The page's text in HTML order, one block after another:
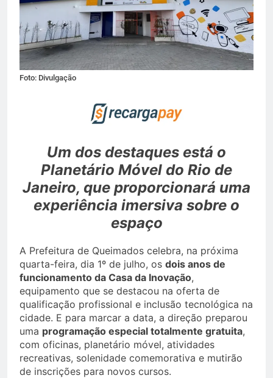
Foto: Divulgação
Um dos destaques está o
Planetário Móvel do Rio de
Janeiro, que proporcionará uma
experiência imersiva sobre o
espaço
A Prefeitura de Queimados celebra, na próxima
quarta-feira, dia 1º de julho, os dois anos de
funcionamento da Casa da Inovação,
equipamento que se destacou na oferta de
qualificação profissional e inclusão tecnológica na
cidade. E para marcar a data, a direção preparou
uma programação especial totalmente gratuita,
com oficinas, planetário móvel, atividades
recreativas, solenidade comemorativa e mutirão
de inscrições para novos cursos.